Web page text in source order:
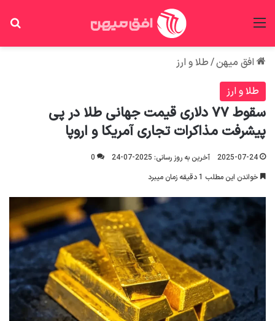
افق میهن/طلا و ارز
طلا و ارز
سقوط ۷۷ دلاری قیمت جهانی طلا در پی
پیشرفت مذاکرات تجاری آمریکا و اروپا
2025-07-24 آخرین به روز رسانی: 2025-07-24
0
خواندن این مطلب 1 دقیقه زمان میبرد